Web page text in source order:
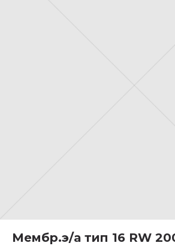
Мембр.э/а тип 16 RW